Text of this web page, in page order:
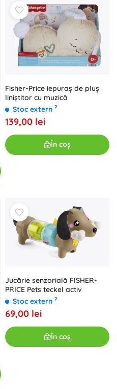
Fisher-Price iepuraș de pluș
liniștitor cu muzică
Stoc extern ?
139,00 lei
În coș
Jucărie senzorială FISHER-
PRICE Pets teckel activ
Stoc extern ?
69,00 lei
În coș